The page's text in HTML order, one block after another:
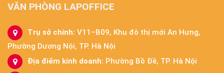
VĂN PHÒNG LAPOFFICE
Trụ sở chính: V11–B09, Khu đô thị mới An Hưng,
Phường Dương Nội, TP. Hà Nội
Địa điểm kinh doanh: Phường Bồ Đề, TP. Hà Nội